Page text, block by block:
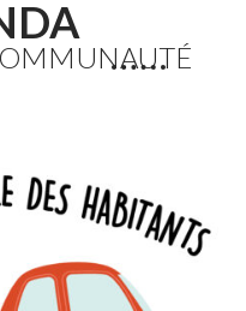
des horaires des
les horaires
14 août 2026 inclus.